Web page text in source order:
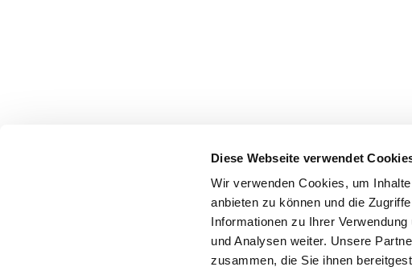
Diese Webseite verwendet
Wir verwenden Cookies, um
anbieten zu können und die
Informationen zu Ihrer
und Analysen weiter. Unsere
zusammen, die Sie ihnen